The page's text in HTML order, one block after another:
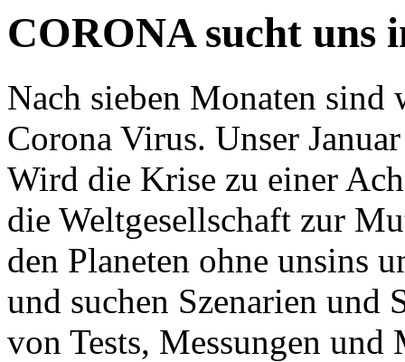
CORONA sucht uns
Nach sieben Monaten
Corona Virus. Unser
Wird die Krise zu einer
die Weltgesellschaft zur
den Planeten ohne unsins
und suchen Szenarien und
von Tests, Messungen und